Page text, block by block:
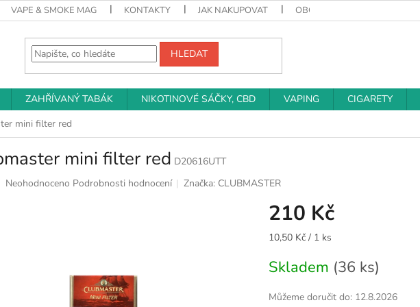
VAPE & SMOKE MAG KONTAKTY JAK NAKUPOVAT OBCHODNÍ PODMÍNKY
HLEDAT
ZAHŘÍVANÝ TABÁK NIKOTINOVÉ SÁČKY, CBD VAPING CIGARETY
mini filter red
mini filter red D20616UTT
Průměrné
Neohodnoceno Podrobnosti hodnocení Značka: CLUBMASTER
210 Kč
Měrná
10,50 Kč / 1 ks
Skladem (36 ks)
Můžeme doručit do: 12.8.2026